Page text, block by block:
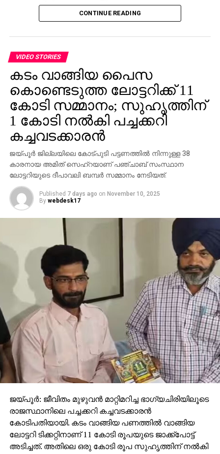
ഏജന്‍സികളുടെയോ പേരില്‍ വ്യാജ ജോലി
ലിസ്റ്റിംഗുകള്‍ സൃഷ്ടിക്കപ്പെടുന്നു. ഇരകളോട്
ആവശ്യപ്പെടുന്നതാണ് സാധാരണ രീതി. ചിലര്‍
മാല്‍വെയര്‍ ഇന്‍സ്റ്റാള്‍ ചെയ്യാനോ ഡാറ്റ
മോഷ്ടിക്കാനോ ലക്ഷ്യമിട്ടുള്ള വ്യാജ അഭിമുഖ
സോഫ്റ്റ്‌വെയറുകളും അയക്കുന്നു. ഇത്തരം തട്ടിപ്പുകള്‍
വ്യക്തികള്‍ക്കും സ്ഥാപനങ്ങള്‍ക്കും ഗുരുതരമായ
ഭീഷണിയാണെന്ന് ഗൂഗിള്‍ മുന്നറിയിപ്പ് നല്‍കി.
നിയമാനുസൃത തൊഴിലുടമകള്‍ ഒരിക്കലും സാമ്പത്തിക
വിവരങ്ങളോ പേയ്‌മെന്റെ് ആവശ്യങ്ങളോ
ഉന്നയിക്കില്ലെന്നും ഉപയോക്താക്കള്‍ ഓണ്‍ലൈനില്‍
കൂടുതല്‍ ജാഗ്രത പാലിക്കണമെന്നും ഗൂഗിള്‍
വ്യക്തമാക്കി.
CONTINUE READING
VIDEO STORIES
കടം വാങ്ങിയ പൈസ
കൊണ്ടെടുത്ത ലോട്ടറിക്ക് 11
കോടി സമ്മാനം; സുഹൃത്തിന്
1 കോടി നല്‍കി പച്ചക്കറി
കച്ചവടക്കാരന്‍
ജയ്പൂര്‍ ജില്ലയിലെ കോട്പുടി പട്ടണത്തില്‍ നിന്നുള്ള 38
കാരനായ അമിത് സെഹ്‌റയാണ് പഞ്ചാബ് സംസ്ഥാന
ലോട്ടറിയുടെ ദീപാവലി ബമ്പര്‍ സമ്മാനം നേടിയത്.
Published 7 days ago on November 10, 2025
By webdesk17
ജയ്പൂര്‍: ജീവിതം മുഴുവന്‍ മാറ്റിമറിച്ച ഭാഗ്യചിരിയിലൂടെ
രാജസ്ഥാനിലെ പച്ചക്കറി കച്ചവടക്കാരന്‍
കോടിപതിയായി. കടം വാങ്ങിയ പണത്തില്‍ വാങ്ങിയ
ലോട്ടറി ടിക്കറ്റിനാണ് 11 കോടി രൂപയുടെ ജാക്ക്‌പോട്ട്
അടിച്ചത്. അതിലെ ഒരു കോടി രൂപ സുഹൃത്തിന് നല്‍കി